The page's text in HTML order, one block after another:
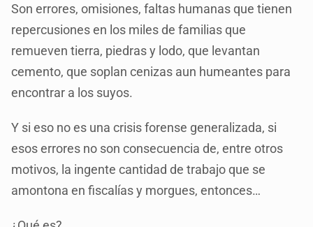
Son errores, omisiones, faltas humanas que tienen
repercusiones en los miles de familias que
remueven tierra, piedras y lodo, que levantan
cemento, que soplan cenizas aun humeantes para
encontrar a los suyos.
Y si eso no es una crisis forense generalizada, si
esos errores no son consecuencia de, entre otros
motivos, la ingente cantidad de trabajo que se
amontona en fiscalías y morgues, entonces…